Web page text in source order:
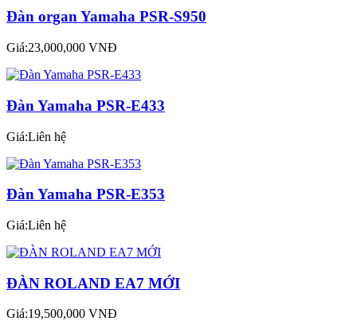
Đàn organ Yamaha PSR-S950
Giá:23,000,000 VNĐ
Đàn Yamaha PSR-E433
Giá:Liên hệ
Đàn Yamaha PSR-E353
Giá:Liên hệ
ĐÀN ROLAND EA7 MỚI
Giá:19,500,000 VNĐ